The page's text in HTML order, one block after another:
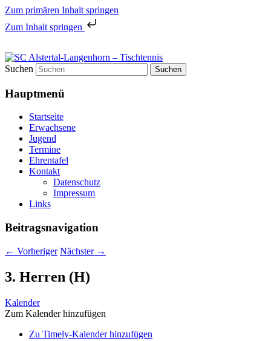
Zum primären Inhalt springen
Zum Inhalt springen
SC Alstertal-Langenhorn –
Tischtennis
Tischtennis in Hamburgs Norden
Suchen
Hauptmenü
Startseite
Erwachsene
Jugend
Termine
Ehrentafel
Kontakt
Datenschutz
Impressum
Links
Beitragsnavigation
← Vorheriger Nächster →
3. Herren (H)
Kalender
Zum Kalender hinzufügen
Zu Timely-Kalender hinzufügen